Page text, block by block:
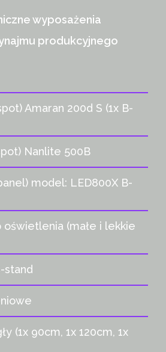
wyposażenia
produkcyjnego
Amaran 200d S (1x B-
Nanlite 500B
model: LED800X B-
(małe i lekkie
stand
(1x 90cm, 1x 120cm, 1x